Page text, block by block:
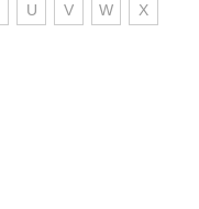
U V W X